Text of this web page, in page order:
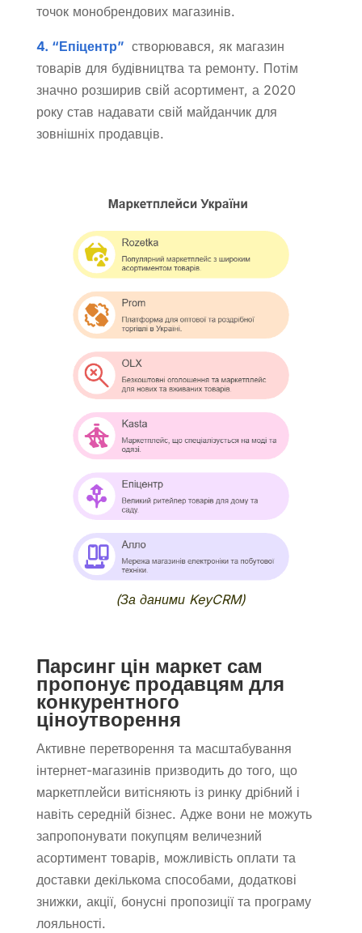
точок монобрендових магазинів.
4. “Епіцентр” створювався, як магазин
товарів для будівництва та ремонту. Потім
значно розширив свій асортимент, а 2020
року став надавати свій майданчик для
зовнішніх продавців.
(За даними KeyCRM)
Парсинг цін маркет сам
пропонує продавцям для
конкурентного
ціноутворення
Активне перетворення та масштабування
інтернет-магазинів призводить до того, що
маркетплейси витісняють із ринку дрібний і
навіть середній бізнес. Адже вони не можуть
запропонувати покупцям величезний
асортимент товарів, можливість оплати та
доставки декількома способами, додаткові
знижки, акції, бонусні пропозиції та програму
лояльності.